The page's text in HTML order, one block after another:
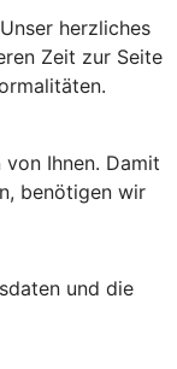
herzliches
Zeit zur Seite
Ihnen. Damit
benötigen wir
und die